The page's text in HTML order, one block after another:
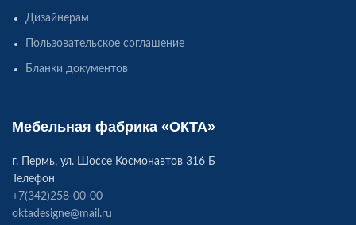
Дизайнерам
Пользовательское соглашение
Бланки документов
Мебельная фабрика «ОКТА»
г. Пермь, ул. Шоссе Космонавтов 316 Б
Телефон
+7(342)258-00-00
oktadesigne@mail.ru